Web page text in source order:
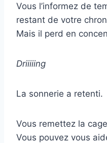
Vous l’informez de
restant de votre
Mais il perd en
Driiiiing
La sonnerie a retenti.
Vous remettez la
Vous pouvez vous